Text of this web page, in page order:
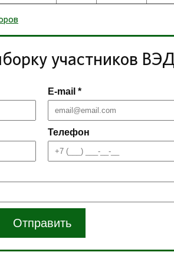
участников
E-mail *
Телефон
Отправить